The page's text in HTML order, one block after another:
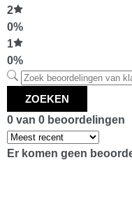
2
0%
1
0%
ZOEKEN
0 van 0 beoordelingen
Er komen geen